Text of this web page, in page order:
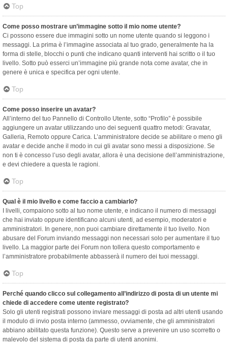
Top
Come posso mostrare un’immagine sotto il mio nome utente?
Ci possono essere due immagini sotto un nome utente quando si leggono i
messaggi. La prima è l’immagine associata al tuo grado, generalmente ha la
forma di stelle, blocchi o punti che indicano quanti interventi hai scritto o il tuo
livello. Sotto può esserci un’immagine più grande nota come avatar, che in
genere è unica e specifica per ogni utente.
Top
Come posso inserire un avatar?
All’interno del tuo Pannello di Controllo Utente, sotto “Profilo” è possibile
aggiungere un avatar utilizzando uno dei seguenti quattro metodi: Gravatar,
Galleria, Remoto oppure Carica. L’amministratore decide se abilitare o meno gli
avatar e decide anche il modo in cui gli avatar sono messi a disposizione. Se
non ti è concesso l’uso degli avatar, allora è una decisione dell’amministrazione,
e devi chiedere a questa le ragioni.
Top
Qual è il mio livello e come faccio a cambiarlo?
I livelli, compaiono sotto al tuo nome utente, e indicano il numero di messaggi
che hai inviato oppure identificano alcuni utenti, ad esempio, moderatori e
amministratori. In genere, non puoi cambiare direttamente il tuo livello. Non
abusare del Forum inviando messaggi non necessari solo per aumentare il tuo
livello. La maggior parte dei Forum non tollera questo comportamento e
l’amministratore probabilmente abbasserà il numero dei tuoi messaggi.
Top
Perché quando clicco sul collegamento all’indirizzo di posta di un utente mi
chiede di accedere come utente registrato?
Solo gli utenti registrati possono inviare messaggi di posta ad altri utenti usando
il modulo di invio posta interno (ammesso, ovviamente, che gli amministratori
abbiano abilitato questa funzione). Questo serve a prevenire un uso scorretto o
malevolo del sistema di posta da parte di utenti anonimi.